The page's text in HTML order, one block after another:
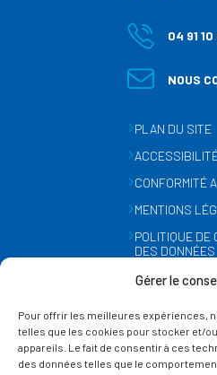
Gérer le
Pour offrir les meilleures expériences,
telles que les cookies pour stocker et/
appareils. Le fait de consentir à ces
des données telles que le
04 91
NOUS
PLAN DU SITE
CONFORMITÉ
MENTIONS
POLITIQUE DE
DES DONNÉES
GESTION DES